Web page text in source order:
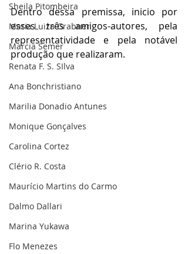
Sheila Pitombeira
Maria Luiza Grabner
Marcia Semer
Renata F. S. SIlva
Ana Bonchristiano
Marilia Donadio Antunes
Monique Gonçalves
Carolina Cortez
Clério R. Costa
Maurício Martins do Carmo
Dalmo Dallari
Marina Yukawa
Flo Menezes
Dentro dessa premissa, inicio por
esses três amigos-autores, pela
representatividade e pela notável
produção que realizaram.